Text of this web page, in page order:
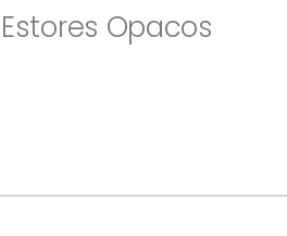
Estores Opacos